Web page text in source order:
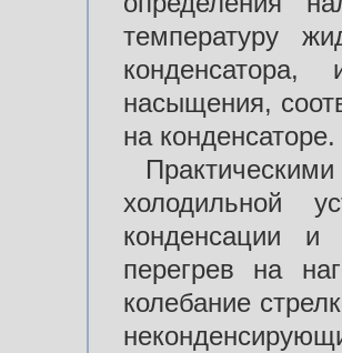
температуру
насыщения,
на конденсаторе.
холодильной
конденсации и
перегрев на
колебание